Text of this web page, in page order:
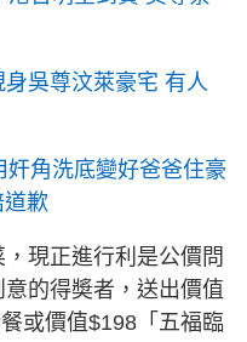
吳尊汶萊豪宅 有人
角洗底變好爸爸住豪
道歉
現正進行利是公價問
的得奬者，送出價值
或價值$198「五福臨